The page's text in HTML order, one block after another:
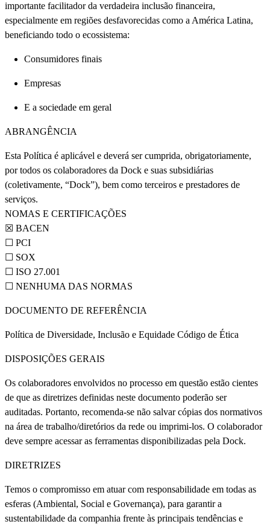
importante facilitador da verdadeira inclusão financeira,
especialmente em regiões desfavorecidas como a América Latina,
beneficiando todo o ecossistema:
Consumidores finais
Empresas
E a sociedade em geral
ABRANGÊNCIA
Esta Política é aplicável e deverá ser cumprida, obrigatoriamente,
por todos os colaboradores da Dock e suas subsidiárias
(coletivamente, “Dock”), bem como terceiros e prestadores de
serviços.
NOMAS E CERTIFICAÇÕES
☒ BACEN
☐ PCI
☐ SOX
☐ ISO 27.001
☐ NENHUMA DAS NORMAS
DOCUMENTO DE REFERÊNCIA
Política de Diversidade, Inclusão e Equidade Código de Ética
DISPOSIÇÕES GERAIS
Os colaboradores envolvidos no processo em questão estão cientes
de que as diretrizes definidas neste documento poderão ser
auditadas. Portanto, recomenda-se não salvar cópias dos normativos
na área de trabalho/diretórios da rede ou imprimi-los. O colaborador
deve sempre acessar as ferramentas disponibilizadas pela Dock.
DIRETRIZES
Temos o compromisso em atuar com responsabilidade em todas as
esferas (Ambiental, Social e Governança), para garantir a
sustentabilidade da companhia frente às principais tendências e